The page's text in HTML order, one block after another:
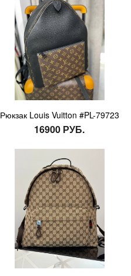
Рюкзак Louis Vuitton #PL-79723
16900 РУБ.